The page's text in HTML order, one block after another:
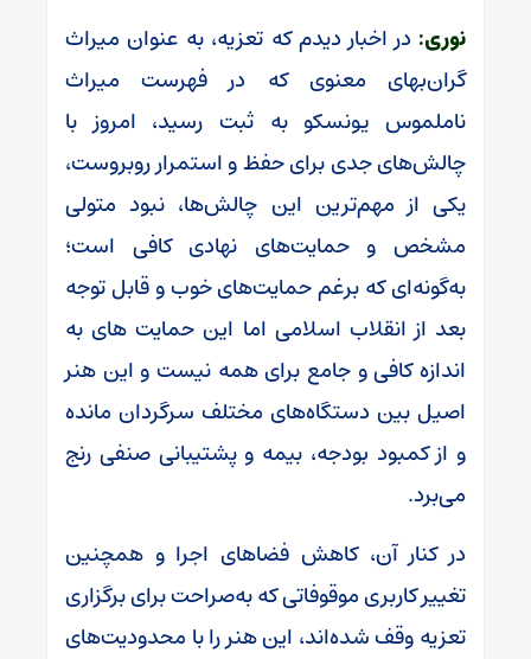
نوری: در اخبار دیدم که تعزیه، به عنوان میراث
گران‌بهای معنوی که در فهرست میراث
ناملموس یونسکو به ثبت رسید، امروز با
چالش‌های جدی برای حفظ و استمرار روبروست،
یکی از مهم‌ترین این چالش‌ها، نبود متولی
مشخص و حمایت‌های نهادی کافی است؛
به‌گونه‌ای که برغم حمایت‌های خوب و قابل توجه
بعد از انقلاب اسلامی اما این حمایت های به
اندازه کافی و جامع برای همه نیست و این هنر
اصیل بین دستگاه‌های مختلف سرگردان مانده
و از کمبود بودجه، بیمه و پشتیبانی صنفی رنج
می‌برد.
در کنار آن، کاهش فضاهای اجرا و همچنین
تغییر کاربری موقوفاتی که به‌صراحت برای برگزاری
تعزیه وقف شده‌اند، این هنر را با محدودیت‌های